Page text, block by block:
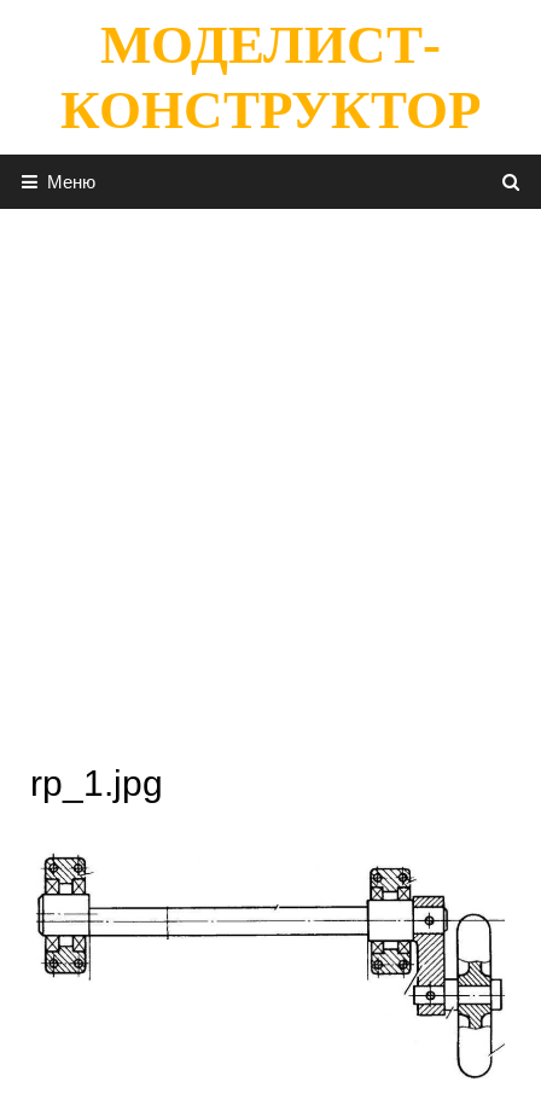
содержимомуМОДЕЛИСТ-
КОНСТРУКТОР
Меню
rp_1.jpg